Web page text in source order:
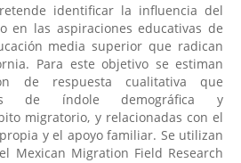
identificar la influencia del
en las aspiraciones educativas de
media superior que radican
Para este objetivo se estiman
de respuesta cualitativa que
de índole demográfica y
migratorio, y relacionadas con el
y el apoyo familiar. Se utilizan
Mexican Migration Field Research